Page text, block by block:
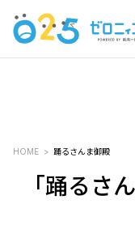
HOME 踊るさんま御殿
「踊るさ